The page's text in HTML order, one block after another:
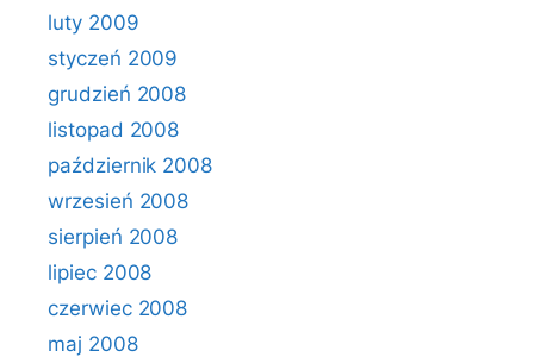
luty 2009
styczeń 2009
grudzień 2008
listopad 2008
październik 2008
wrzesień 2008
sierpień 2008
lipiec 2008
czerwiec 2008
maj 2008